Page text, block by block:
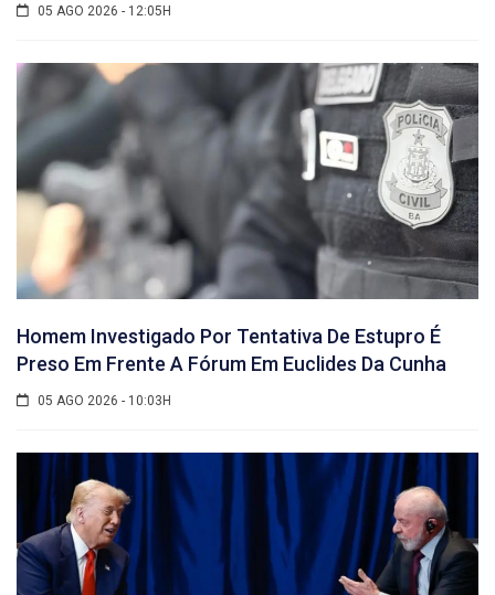
05 AGO 2026 - 12:05H
Homem Investigado Por Tentativa De Estupro É
Preso Em Frente A Fórum Em Euclides Da Cunha
05 AGO 2026 - 10:03H